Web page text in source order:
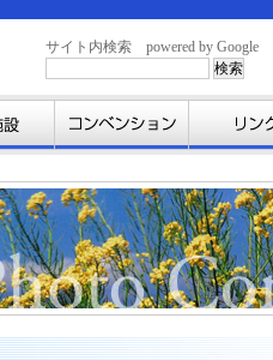
サイト内検索 powered by Google